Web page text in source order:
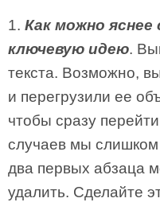
1. Как можно
ключевую идею.
текста. Возможно,
и перегрузили ее
чтобы сразу
случаев мы
два первых абзаца
удалить. Сделайте